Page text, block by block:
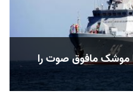
موشک مافوق صوت را